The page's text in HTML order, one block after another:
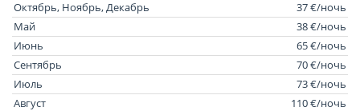
Октябрь, Ноябрь, Декабрь
37 €/ночь
Май
38 €/ночь
Июнь
65 €/ночь
Сентябрь
70 €/ночь
Июль
73 €/ночь
Август
110 €/ночь